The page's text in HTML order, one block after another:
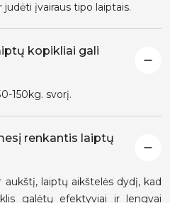
įvairaus tipo laiptais.
kopikliai gali
150kg. svorį.
renkantis laiptų
laiptų aikštelės dydį, kad
galėtų efektyviai ir lengvai